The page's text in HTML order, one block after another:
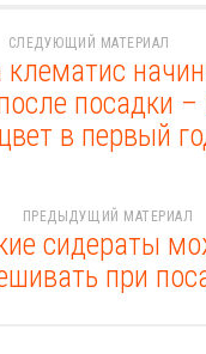
СЛЕДУЮЩИЙ МАТЕРИАЛ
клематис
посадки –
в первый
ПРЕДЫДУЩИЙ МАТЕРИАЛ
сидераты
при